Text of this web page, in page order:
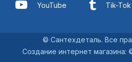
YouTube Tik-Tok
© Сантехдеталь. Все
Создание интернет магазина: